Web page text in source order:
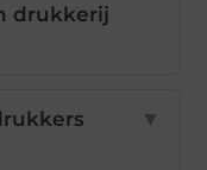
drukkerij
▼